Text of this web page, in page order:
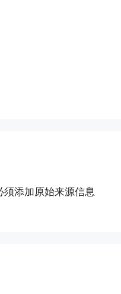
添加原始来源信息